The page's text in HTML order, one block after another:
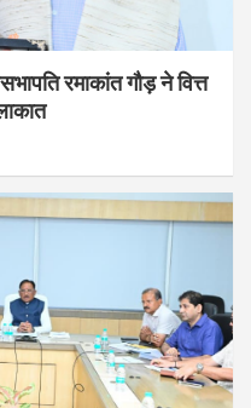
रमाकांत गौड़ ने वित्त